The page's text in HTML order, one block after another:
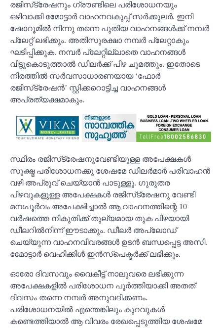
രജിസ്‌ട്രേഷനും ഗ്രൗണ്ടിലെ പരിശോധനയും
ഒഴിവാക്കി മോേട്ടാർ വാഹനവകുപ്പ് സർക്കുലർ. ഇനി
ഷോറൂമിൽ നിന്നു തന്നെ പുതിയ വാഹനങ്ങൾക്ക് നമ്പർ
പ്ലേറ്റ് ലഭിക്കും. അതിസുരക്ഷാ നമ്പർ പ്ലേറ്റാകും
ഘടിപ്പിക്കുക. നമ്പർ പ്ലേറ്റില്ലാതെ വാഹനങ്ങൾ
വിട്ടുകൊടുത്താൽ ഡീലർക്ക് പിഴ ചുമത്തും. ഇതോടെ
നിരത്തിൽ സർവസാധാരണയായ ‘ഫോർ
രജിസ്‌ട്രേഷൻ’ സ്റ്റിക്കറൊട്ടിച്ച വാഹനങ്ങൾ
അപ്രത്യക്ഷമാകും.
സ്ഥിരം രജിസ്‌ട്രേഷനുവേണ്ടിയുള്ള അപേക്ഷകൾ
സൂക്ഷ്മ പരിശോധനക്കു ശേഷമേ ഡീലർമാർ പരിവാഹൻ
വഴി അപ്രൂവ് ചെയ്യാൻ പാടുള്ളൂ. ഗുരുതര
പിഴവുകളുള്ള അപേക്ഷകൾ രജിസ്‌ട്രേഷനു വേണ്ടി
മനഃപൂർവം അപേക്ഷിച്ചാൽ ആ വാഹനത്തിന്റെ 10
വർഷത്തെ നികുതിക്ക് തുല്യമായ തുക പിഴയായി
ഡീലറിൽനിന്ന് ഈടാക്കും. ഡീലർ അപ്ലോഡ്
ചെയ്യുന്ന വാഹനവിവരങ്ങൾ ഉടൻ ബന്ധപ്പെട്ട അസി.
മോേട്ടാർ വെഹിക്കിൾ ഇൻസ്‌പെക്ടർക്ക് ലഭിക്കും.
ഓരോ ദിവസവും വൈകീട്ട് നാലുവരെ ലഭിക്കുന്ന
അപേക്ഷകളിൽ പരിശോധന പൂർത്തിയാക്കി അതത്
ദിവസം തന്നെ നമ്പർ അനുവദിക്കണം.
പരിശോധനയിൽ എന്തെങ്കിലും കുറവുകൾ
കണ്ടെത്തിയാൽ ആ വിവരം രേഖപ്പെടുത്തിയ ശേഷമേ